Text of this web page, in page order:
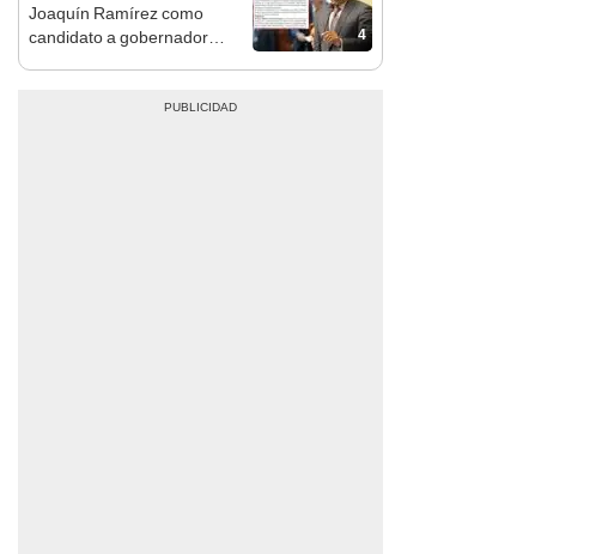
4
Joaquín Ramírez como
candidato a gobernador